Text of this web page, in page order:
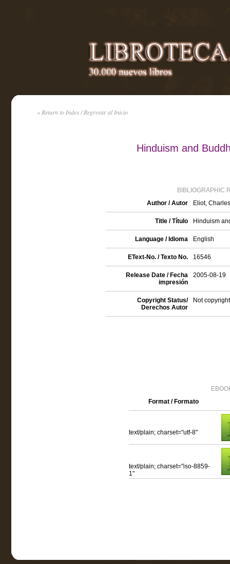
« Return to Index / Regresar al Inicio
Hinduism and
BIBLIOGRAPHIC
Author / Autor
Eliot,
Title / Título Hinduism
Language / Idioma English
EText-No. / Texto No. 16546
Release Date / Fecha
impresión
2005-08-19
Copyright Status/
Derechos Autor
Not
Format / Formato
text/plain; charset="utf-8"
text/plain; charset="iso-8859-
1"